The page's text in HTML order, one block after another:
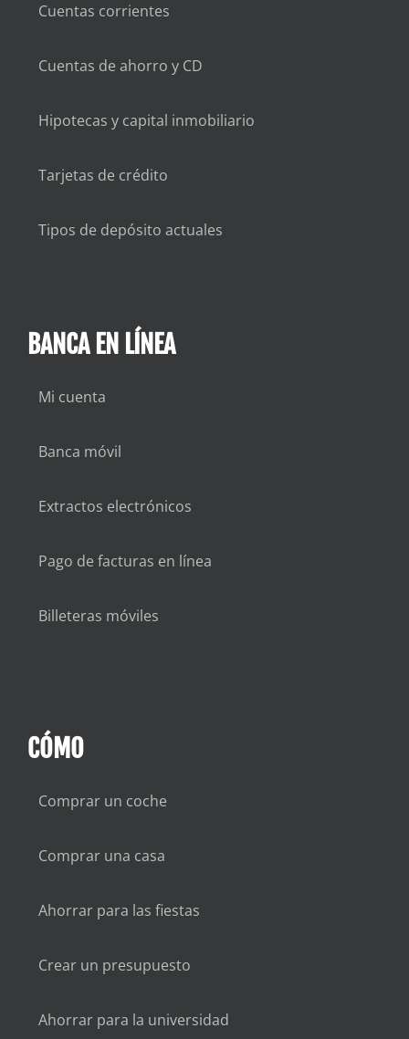
Cuentas corrientes
Cuentas de ahorro y CD
Hipotecas y capital inmobiliario
Tarjetas de crédito
Tipos de depósito actuales
BANCA EN LÍNEA
Mi cuenta
Banca móvil
Extractos electrónicos
Pago de facturas en línea
Billeteras móviles
CÓMO
Comprar un coche
Comprar una casa
Ahorrar para las fiestas
Crear un presupuesto
Ahorrar para la universidad